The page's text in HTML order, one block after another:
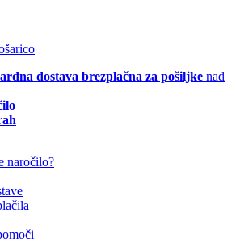
dostava brezplačna za pošiljke nad
naročilo?